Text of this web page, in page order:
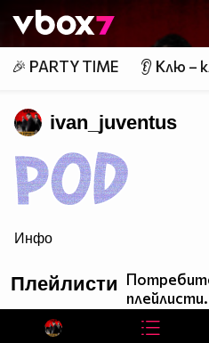
👾
🎉 PARTY TIME 👂 Клю –
ivan_juventus
Инфо
Плейлисти
плейлисти.